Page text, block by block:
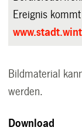
Ereignis
Bildmaterial
werden.
Download